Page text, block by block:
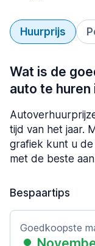
Huurprijs
Wat is de
auto te huren
tijd van het jaar.
grafiek kunt u
met de beste
Bespaartips
Goedkoopste